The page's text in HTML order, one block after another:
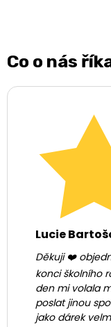
Co o nás
Lucie
Děkuji ❤️
konci školního
den mi volala
poslat jinou
jako dárek